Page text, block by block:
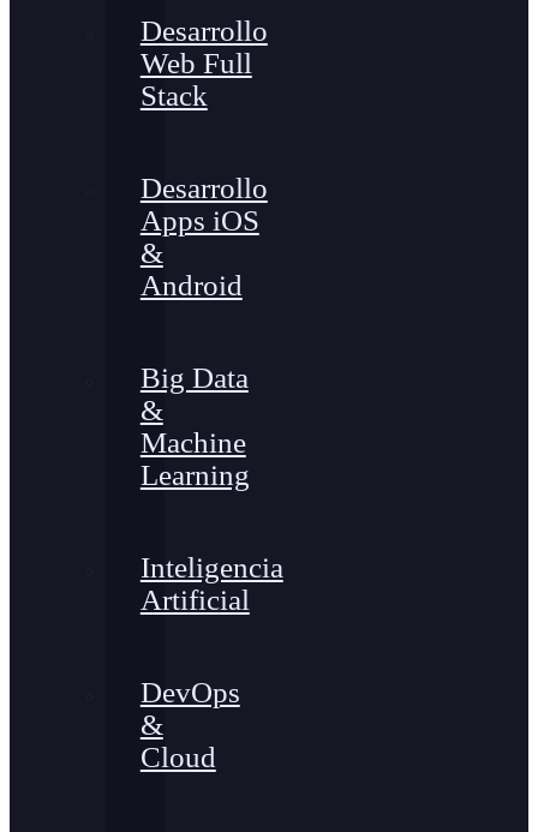
Desarrollo
Web Full
Stack
Desarrollo
Apps iOS
&
Android
Big Data
&
Machine
Learning
Inteligencia
Artificial
DevOps
&
Cloud